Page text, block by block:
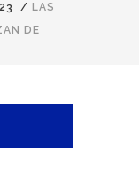
/ LAS
DE